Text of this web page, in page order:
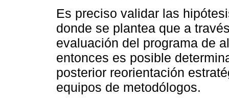
Es preciso validar las
donde se plantea que a
evaluación del programa de
entonces es posible
posterior reorientación
equipos de metodólogos.